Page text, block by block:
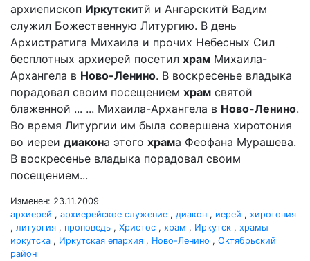
архиепископ Иркутскитй и Ангарскитй Вадим
служил Божественную Литургию. В день
Архистратига Михаила и прочих Небесных Сил
бесплотных архиерей посетил храм Михаила-
Архангела в Ново-Ленино. В воскресенье владыка
порадовал своим посещением храм святой
блаженной ... ... Михаила-Архангела в Ново-Ленино.
Во время Литургии им была совершена хиротония
во иереи диакона этого храма Феофана Мурашева.
В воскресенье владыка порадовал своим
посещением...
Изменен: 23.11.2009
архиерей , архиерейское служение , диакон , иерей , хиротония
, литургия , проповедь , Христос , храм , Иркутск , храмы
иркутска , Иркутская епархия , Ново-Ленино , Октябрьский
район